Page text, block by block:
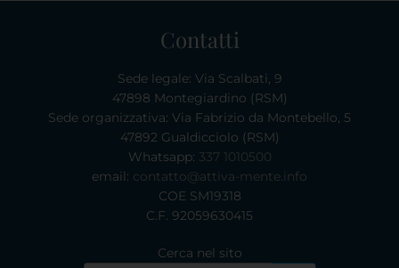
Contatti
Sede legale: Via Scalbati, 9
47898 Montegiardino (RSM)
Sede organizzativa: Via Fabrizio da Montebello, 5
47892 Gualdicciolo (RSM)
Whatsapp: 337 1010500
email: contatto@attiva-mente.info
COE SM19318
C.F. 92059630415
Cerca nel sito